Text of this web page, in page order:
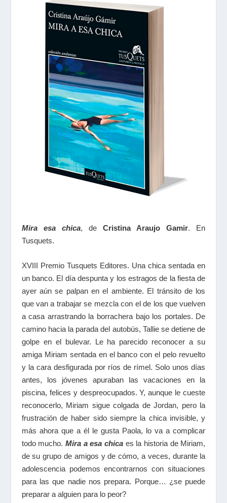
Mira esa chica, deCristina Araujo Gamir. En
Tusquets.
XVIII Premio Tusquets Editores. Una chica sentada en
un banco. El día despunta y los estragos de la fiesta de
ayer aún se palpan en el ambiente. El tránsito de los
que van a trabajar se mezcla con el de los que vuelven
a casa arrastrando la borrachera bajo los portales. De
camino hacia la parada del autobús, Tallie se detiene de
golpe en el bulevar. Le ha parecido reconocer a su
amiga Miriam sentada en el banco con el pelo revuelto
y la cara desfigurada por ríos de rímel. Solo unos días
antes, los jóvenes apuraban las vacaciones en la
piscina, felices y despreocupados. Y, aunque le cueste
reconocerlo, Miriam sigue colgada de Jordan, pero la
frustración de haber sido siempre la chica invisible, y
más ahora que a él le gusta Paola, lo va a complicar
todo mucho. Mira a esa chica es la historia de Miriam,
de su grupo de amigos y de cómo, a veces, durante la
adolescencia podemos encontrarnos con situaciones
para las que nadie nos prepara. Porque… ¿se puede
preparar a alguien para lo peor?